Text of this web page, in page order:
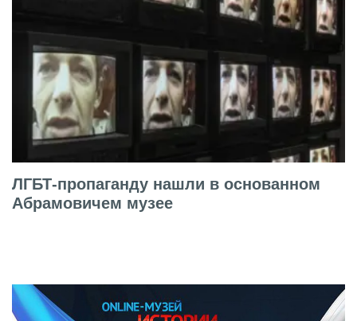
ЛГБТ-пропаганду нашли в основанном
Абрамовичем музее